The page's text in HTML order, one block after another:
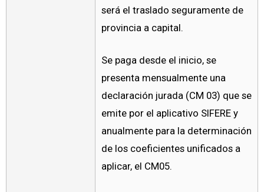
será el traslado seguramente de
provincia a capital.
Se paga desde el inicio, se
presenta mensualmente una
declaración jurada (CM 03) que se
emite por el aplicativo SIFERE y
anualmente para la determinación
de los coeficientes unificados a
aplicar, el CM05.